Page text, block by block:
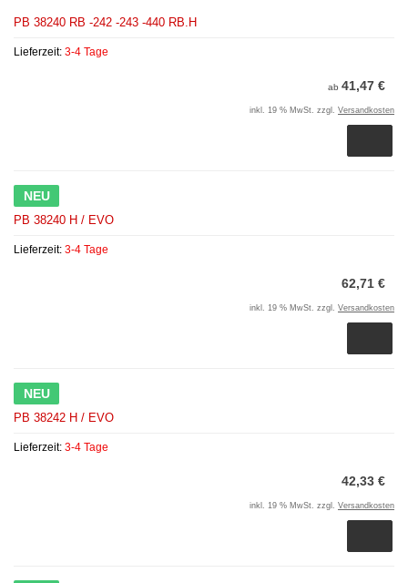
PB 38240 RB -242 -243 -440 RB.H
Lieferzeit: 3-4 Tage
ab 41,47 €
inkl. 19 % MwSt. zzgl. Versandkosten
NEU
PB 38240 H / EVO
Lieferzeit: 3-4 Tage
62,71 €
inkl. 19 % MwSt. zzgl. Versandkosten
NEU
PB 38242 H / EVO
Lieferzeit: 3-4 Tage
42,33 €
inkl. 19 % MwSt. zzgl. Versandkosten